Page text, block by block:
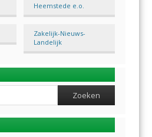
Heemstede e.o.
Zakelijk-Nieuws-
Landelijk